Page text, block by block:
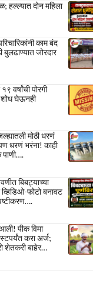
हल्ल्यात दोन महिला
काम बंद
बुलढाण्यात जोरदार
वर्षांची पोरगी
शोध घेऊनही
मोठी धरणं
धरणं भरंना! काही
बिबट्याच्या
व्हिडिओ-फोटो बनावट
पीक विमा
करा अर्ज;
शेतकरी बाहेर…